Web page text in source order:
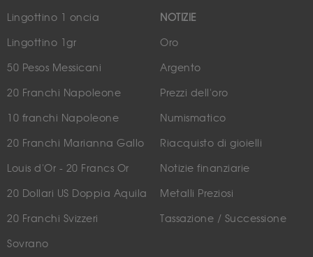
Lingottino 1 oncia
Lingottino 1gr
50 Pesos Messicani
20 Franchi Napoleone
10 franchi Napoleone
20 Franchi Marianna Gallo
Louis d'Or - 20 Francs Or
20 Dollari US Doppia Aquila
20 Franchi Svizzeri
Sovrano
NOTIZIE
Oro
Argento
Prezzi dell'oro
Numismatico
Riacquisto di gioielli
Notizie finanziarie
Metalli Preziosi
Tassazione / Successione